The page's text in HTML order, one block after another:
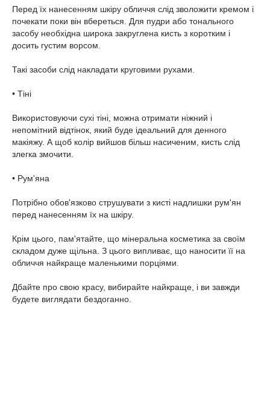
Перед їх нанесенням шкіру обличчя слід зволожити кремом і
почекати поки він вбереться. Для пудри або тонального
засобу необхідна широка закруглена кисть з коротким і
досить густим ворсом.
Такі засоби слід накладати круговими рухами.
• Тіні
Використовуючи сухі тіні, можна отримати ніжний і
непомітний відтінок, який буде ідеальний для денного
макіяжу. А щоб колір вийшов більш насиченим, кисть слід
злегка змочити.
• Рум'яна
Потрібно обов'язково струшувати з кисті надлишки рум'ян
перед нанесенням їх на шкіру.
Крім цього, пам'ятайте, що мінеральна косметика за своїм
складом дуже щільна. З цього випливає, що наносити її на
обличчя найкраще маленькими порціями.
Дбайте про свою красу, вибирайте найкраще, і ви завжди
будете виглядати бездоганно.